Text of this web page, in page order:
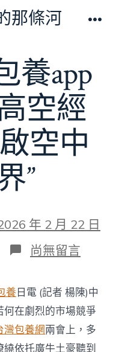
那條河
養app
空經
空中
”
年 2 月 22 日
在
〈廣
借
專
包
養
app
游
尚無留言
養日電 (記者 楊陳)中
何在劇烈的市場競爭
灣包養網兩會上，多
依托廣牛土豪聽到